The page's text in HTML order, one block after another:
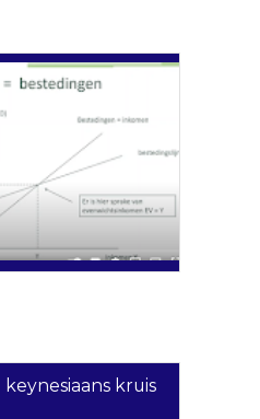
keynesiaans kruis